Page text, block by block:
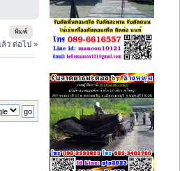
พิมพ์
ว ต่อไป »